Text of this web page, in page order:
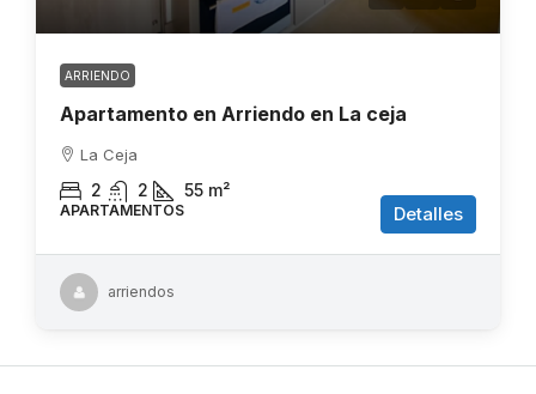
ARRIENDO
Apartamento en Arriendo en La ceja
La Ceja
2 2 55 m²
APARTAMENTOS Detalles
arriendos